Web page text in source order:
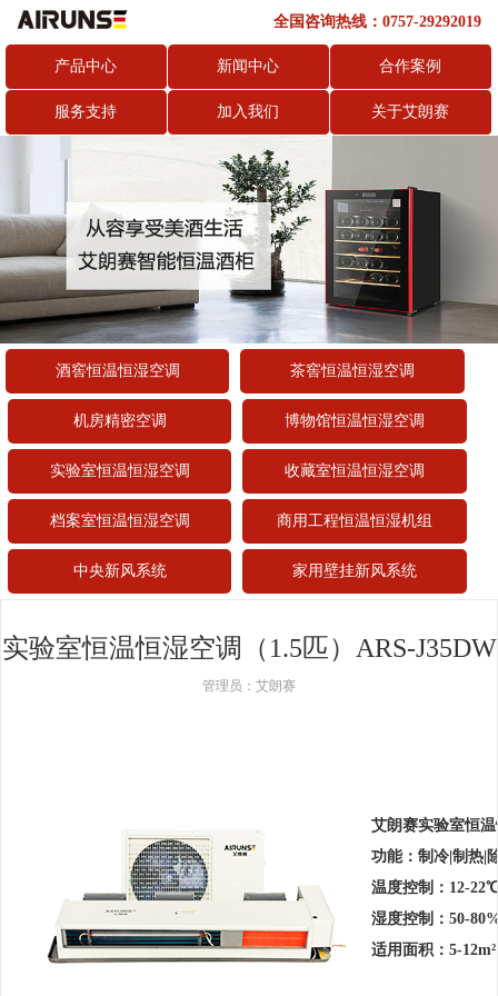
全国咨询热线：0757-29292019
产品中心 新闻中心 合作案例
服务支持 加入我们 关于艾朗赛
酒窖恒温恒湿空调 茶窖恒温恒湿空调
机房精密空调 博物馆恒温恒湿空调
实验室恒温恒湿空调 收藏室恒温恒湿空调
档案室恒温恒湿空调 商用工程恒温恒湿机组
中央新风系统 家用壁挂新风系统
实验室恒温恒湿空调（1.5匹）ARS-J35DW
管理员：艾朗赛
艾朗赛实验室恒
功能：制冷|制热|
温度控制：12-
湿度控制：50-
适用面积：5-12m²